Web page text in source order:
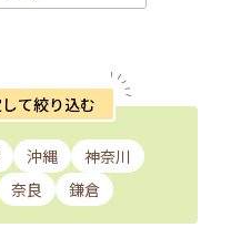
て絞り込む
沖縄
神奈川
奈良 鎌倉